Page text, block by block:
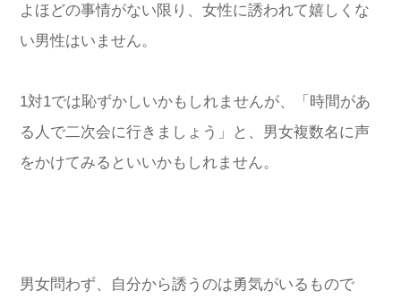
よほどの事情がない限り、女性に誘われて嬉しくな
い男性はいません。
1対1では恥ずかしいかもしれませんが、「時間があ
る人で二次会に行きましょう」と、男女複数名に声
をかけてみるといいかもしれません。
男女問わず、自分から誘うのは勇気がいるもので